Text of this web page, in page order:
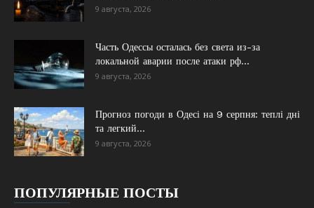
9 августа, 2026
Часть Одессы осталась без света из-за
локальной аварии после атаки рф...
9 августа, 2026
Прогноз погоди в Одесі на 9 серпня: теплі дні
та легкий...
9 августа, 2026
ПОПУЛЯРНЫЕ ПОСТЫ